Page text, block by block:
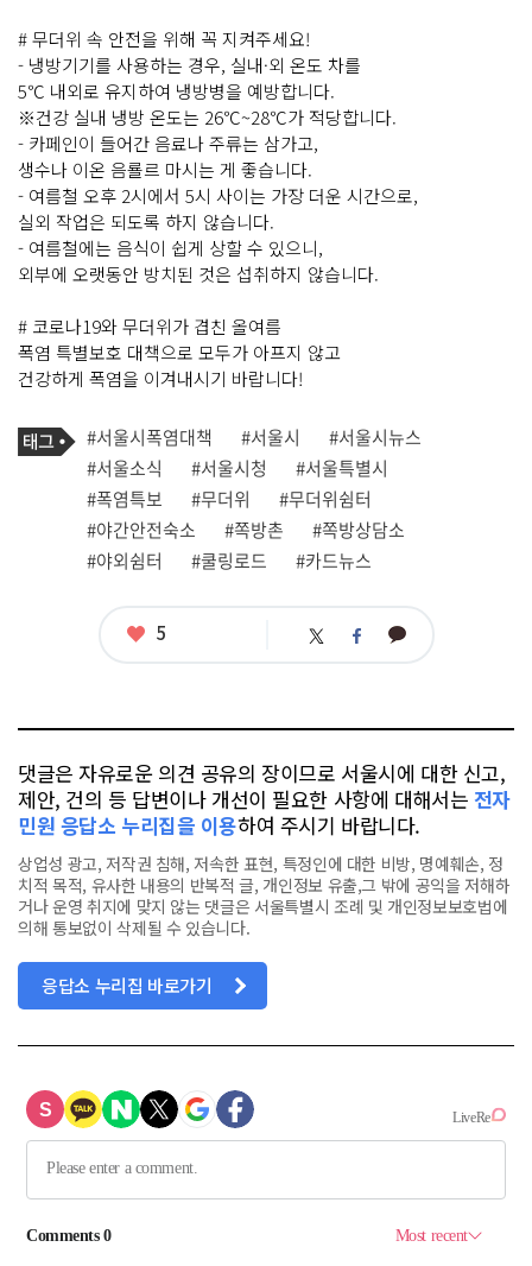
# 무더위 속 안전을 위해 꼭 지켜주세요!
- 냉방기기를 사용하는 경우, 실내·외 온도 차를
5℃ 내외로 유지하여 냉방병을 예방합니다.
※건강 실내 냉방 온도는 26℃~28℃가 적당합니다.
- 카페인이 들어간 음료나 주류는 삼가고,
생수나 이온 음룔르 마시는 게 좋습니다.
- 여름철 오후 2시에서 5시 사이는 가장 더운 시간으로,
실외 작업은 되도록 하지 않습니다.
- 여름철에는 음식이 쉽게 상할 수 있으니,
외부에 오랫동안 방치된 것은 섭취하지 않습니다.
# 코로나19와 무더위가 겹친 올여름
폭염 특별보호 대책으로 모두가 아프지 않고
건강하게 폭염을 이겨내시기 바랍니다!
기
사
관
련
태
그
태
그
#서울시폭염대책 #서울시
#서울시뉴스
#서울소식
#서울시청
#서울특별시
#폭염특보
#무더위
#무더위쉼터
#야간안전숙소
#쪽방촌
#쪽방상담소
#야외쉼터
#쿨링로드 #카드뉴스
좋
5 트 페 카
댓글은 자유로운 의견 공유의 장이므로 서울시에 대한 신고,
제안, 건의 등 답변이나 개선이 필요한 사항에 대해서는 전자
민원 응답소 누리집을 이용하여 주시기 바랍니다.
상업성 광고, 저작권 침해, 저속한 표현, 특정인에 대한 비방, 명예훼손, 정
치적 목적, 유사한 내용의 반복적 글, 개인정보 유출,그 밖에 공익을 저해하
거나 운영 취지에 맞지 않는 댓글은 서울특별시 조례 및 개인정보보호법에
의해 통보없이 삭제될 수 있습니다.
응답소 누리집 바로가기